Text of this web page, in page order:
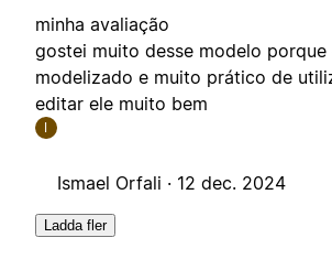
minha avaliação
gostei muito desse modelo porque
modelizado e muito prático de
editar ele muito bem
I
Ismael Orfali · 12 dec. 2024
Ladda fler